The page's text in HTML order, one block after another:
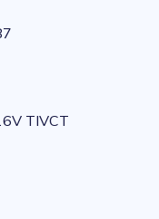
TIVCT